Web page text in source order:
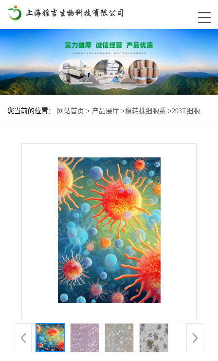
您当前的位置： 网站首页 > 产品展厅 >稳转株细胞系 >293T细胞